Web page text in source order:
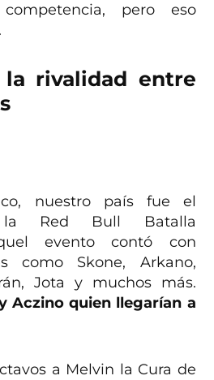
pero eso
rivalidad entre
nuestro país fue el
la Red Bull Batalla
evento contó con
como Skone, Arkano,
Jota y muchos más.
Aczino quien llegarían a
a Melvin la Cura de